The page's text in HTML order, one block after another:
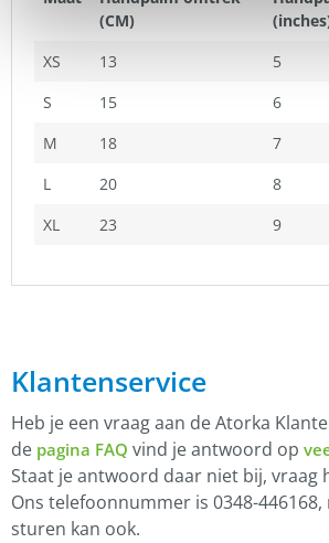
(CM)
XS
13
5
S
15
6
M
18
7
L
20
8
XL
23 9
Klantenservice
Heb je een vraag aan de Atorka
de pagina FAQ vind je antwoord op
Staat je antwoord daar niet bij, vraag
Ons telefoonnummer is 0348-446168,
sturen kan ook.